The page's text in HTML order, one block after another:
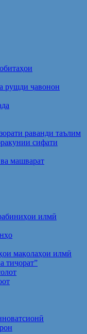
рушди ҷавонон
раванди таълим
сифати
машварат
илмӣ
мақолаҳои илмӣ
тиҷорат”